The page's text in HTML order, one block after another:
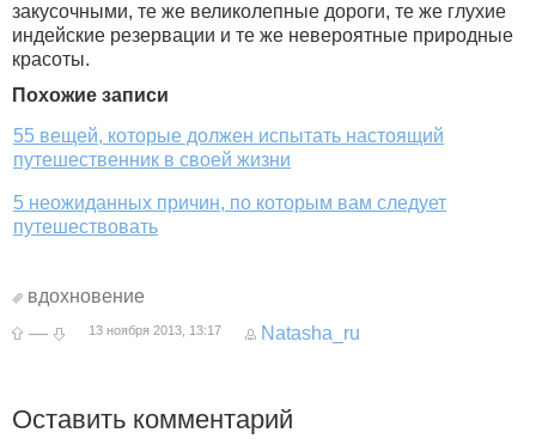
закусочными, те же великолепные дороги, те же глухие
индейские резервации и те же невероятные природные
красоты.
Похожие записи
55 вещей, которые должен испытать настоящий
путешественник в своей жизни
5 неожиданных причин, по которым вам следует
путешествовать
вдохновение
—
13 ноября 2013, 13:17 Natasha_ru
Оставить комментарий